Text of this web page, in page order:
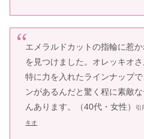
エメラルドカットの指輪に惹
を見つけました。オレッキオ
特に力を入れたラインナップ
ンがあるんだと驚く程に素敵
んあります。（40代・女性）
引
キオ